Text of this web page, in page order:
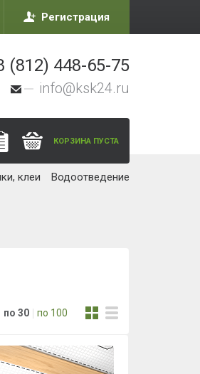
Регистрация
(812) 448-65-75
info@ksk24.ru
КОРЗИНА ПУСТА
клеи Водоотведение
по 30 по 100